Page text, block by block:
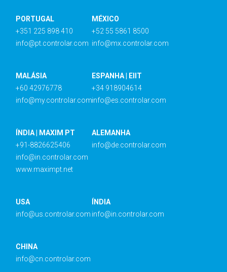
PORTUGAL
+351 225 898 410
info@pt.controlar.com
MÉXICO
+52 55 5861 8500
info@mx.controlar.com
MALÁSIA
+60 42976778
info@my.controlar.com
ESPANHA | EIIT
+34 918904614
info@es.controlar.com
ÍNDIA | MAXIM PT
+91-8826625406
info@in.controlar.com
www.maximpt.net
ALEMANHA
info@de.controlar.com
USA
info@us.controlar.com
ÍNDIA
info@in.controlar.com
CHINA
info@cn.controlar.com